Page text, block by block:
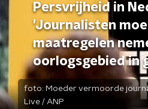
Persvrijheid in
'Journalisten
maatregelen
oorlogsgebied in
foto: Moeder vermoorde
Live / ANP